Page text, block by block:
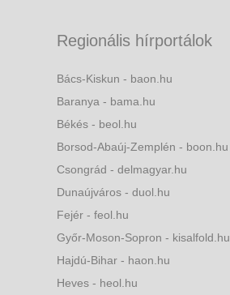
Regionális hírportálok
Bács-Kiskun - baon.hu
Baranya - bama.hu
Békés - beol.hu
Borsod-Abaúj-Zemplén - boon.hu
Csongrád - delmagyar.hu
Dunaújváros - duol.hu
Fejér - feol.hu
Győr-Moson-Sopron - kisalfold.hu
Hajdú-Bihar - haon.hu
Heves - heol.hu